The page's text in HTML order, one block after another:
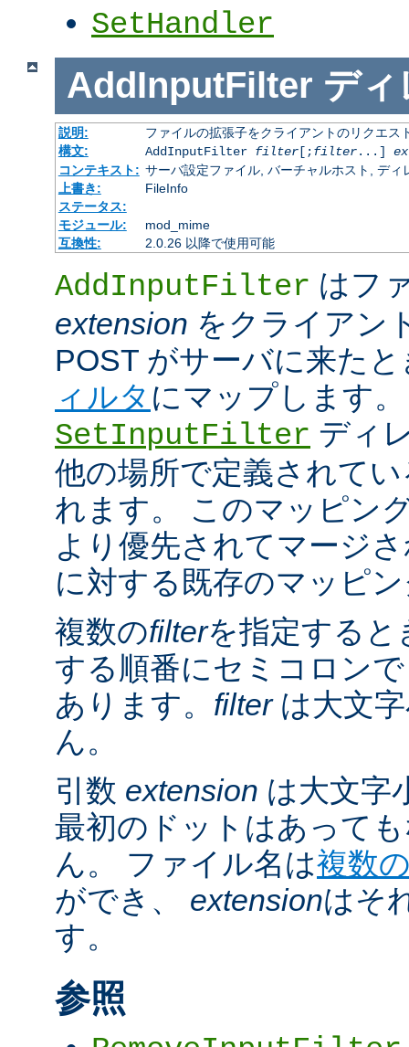
SetHandler
AddInputFilter ディ
説明:
ファイルの拡張子をクライアントのリクエス
構文:
AddInputFilter filter[;filter...]
コンテキスト: サーバ設定ファイル, バーチャルホスト, ディ
上書き:
FileInfo
ステータス:
モジュール:
mod_mime
互換性:
2.0.26 以降で使用可能
AddInputFilter はフ
extension をクライアン
POST がサーバに来た
ィルタ にマップします
SetInputFilter ディ
他の場所で定義されて
れます。 このマッピン
より優先されてマージ
に対する既存のマッピ
複数のfilterを指定すると
する順番にセミコロン
あります。 filterは大文
ん。
引数 extension は大文字
最初のドットはあって
ん。 ファイル名は複数
ができ、 extensionはそ
す。
参照